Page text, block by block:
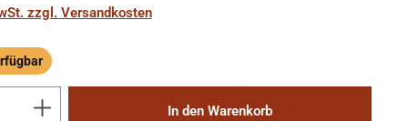
zzgl. Versandkosten
Anzahl: Gib den gewünschten Wert
In den Warenkorb